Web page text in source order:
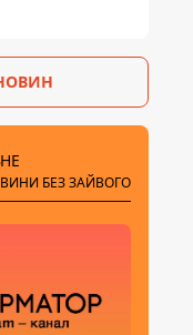
БЕЗ ЗАЙВОГО